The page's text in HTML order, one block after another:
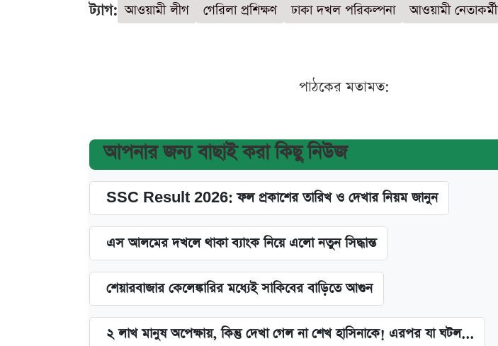
ট্যাগ: আওয়ামী লীগ গেরিলা প্রশিক্ষণ ঢাকা দখল পরিকল্পনা আওয়ামী নেতাকর্মী
পাঠকের মতামত:
আপনার জন্য বাছাই করা কিছু নিউজ
SSC Result 2026: ফল প্রকাশের তারিখ ও দেখার নিয়ম জানুন
এস আলমের দখলে থাকা ব্যাংক নিয়ে এলো নতুন সিদ্ধান্ত
শেয়ারবাজার কেলেঙ্কারির মধ্যেই সাকিবের বাড়িতে আগুন
২ লাখ মানুষ অপেক্ষায়, কিন্তু দেখা গেল না শেখ হাসিনাকে! এরপর যা ঘটল...